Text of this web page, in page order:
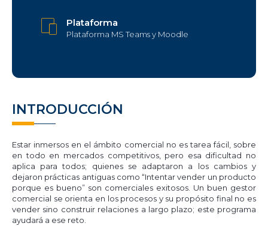
INTRODUCCIÓN
Estar inmersos en el ámbito comercial no es tarea fácil, sobre
en todo en mercados competitivos, pero esa dificultad no
aplica para todos; quienes se adaptaron a los cambios y
dejaron prácticas antiguas como “Intentar vender un producto
porque es bueno” son comerciales exitosos. Un buen gestor
comercial se orienta en los procesos y su propósito final no es
vender sino construir relaciones a largo plazo; este programa
ayudará a ese reto.
Plataforma
Plataforma MS Teams y Moodle